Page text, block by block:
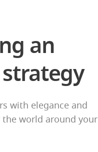
an
with elegance and
world around your